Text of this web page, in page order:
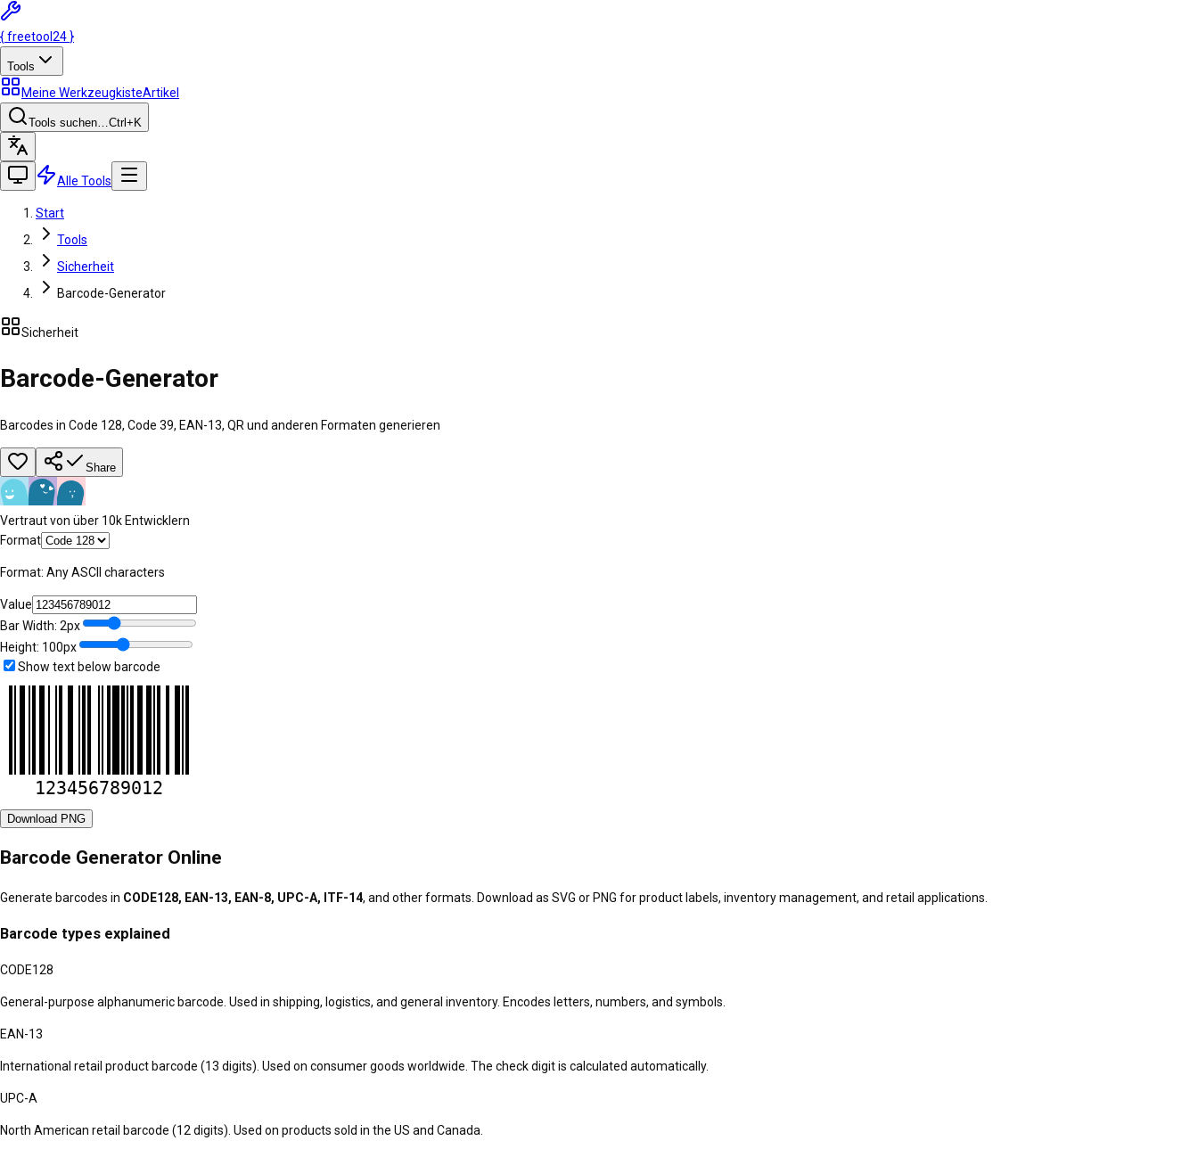
{freetool 24 }
Tools
Meine WerkzeugkisteArtikel
Tools suchen…Ctrl +K
Alle Tools
Start
Tools
Sicherheit
Barcode-Generator
Sicherheit
Barcode-Generator
Barcodes in Code 128, Code 39, EAN-13, QR und anderen Formaten generieren
Share
Vertraut von über 10k Entwicklern
Format
Format: Any ASCII characters
Value
Bar Width: 2px
Height: 100px
Show text below barcode
123456789012
Download PNG
Barcode Generator Online
Generate barcodes in CODE128, EAN-13, EAN-8, UPC-A, ITF-14, and other formats. Download as SVG or PNG for product labels, inventory management, and retail applications.
Barcode types explained
CODE128
General-purpose alphanumeric barcode. Used in shipping, logistics, and general inventory. Encodes letters, numbers, and symbols.
EAN-13
International retail product barcode (13 digits). Used on consumer goods worldwide. The check digit is calculated automatically.
UPC-A
North American retail barcode (12 digits). Used on products sold in the US and Canada.